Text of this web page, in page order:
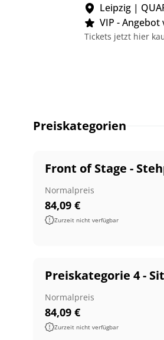
Leipzig |
VIP -
Tickets jetzt hier
Preiskategorien
Front of Stage -
Normalpreis
84,09 €
Zurzeit nicht verfügbar
Preiskategorie 4 -
Normalpreis
84,09 €
Zurzeit nicht verfügbar